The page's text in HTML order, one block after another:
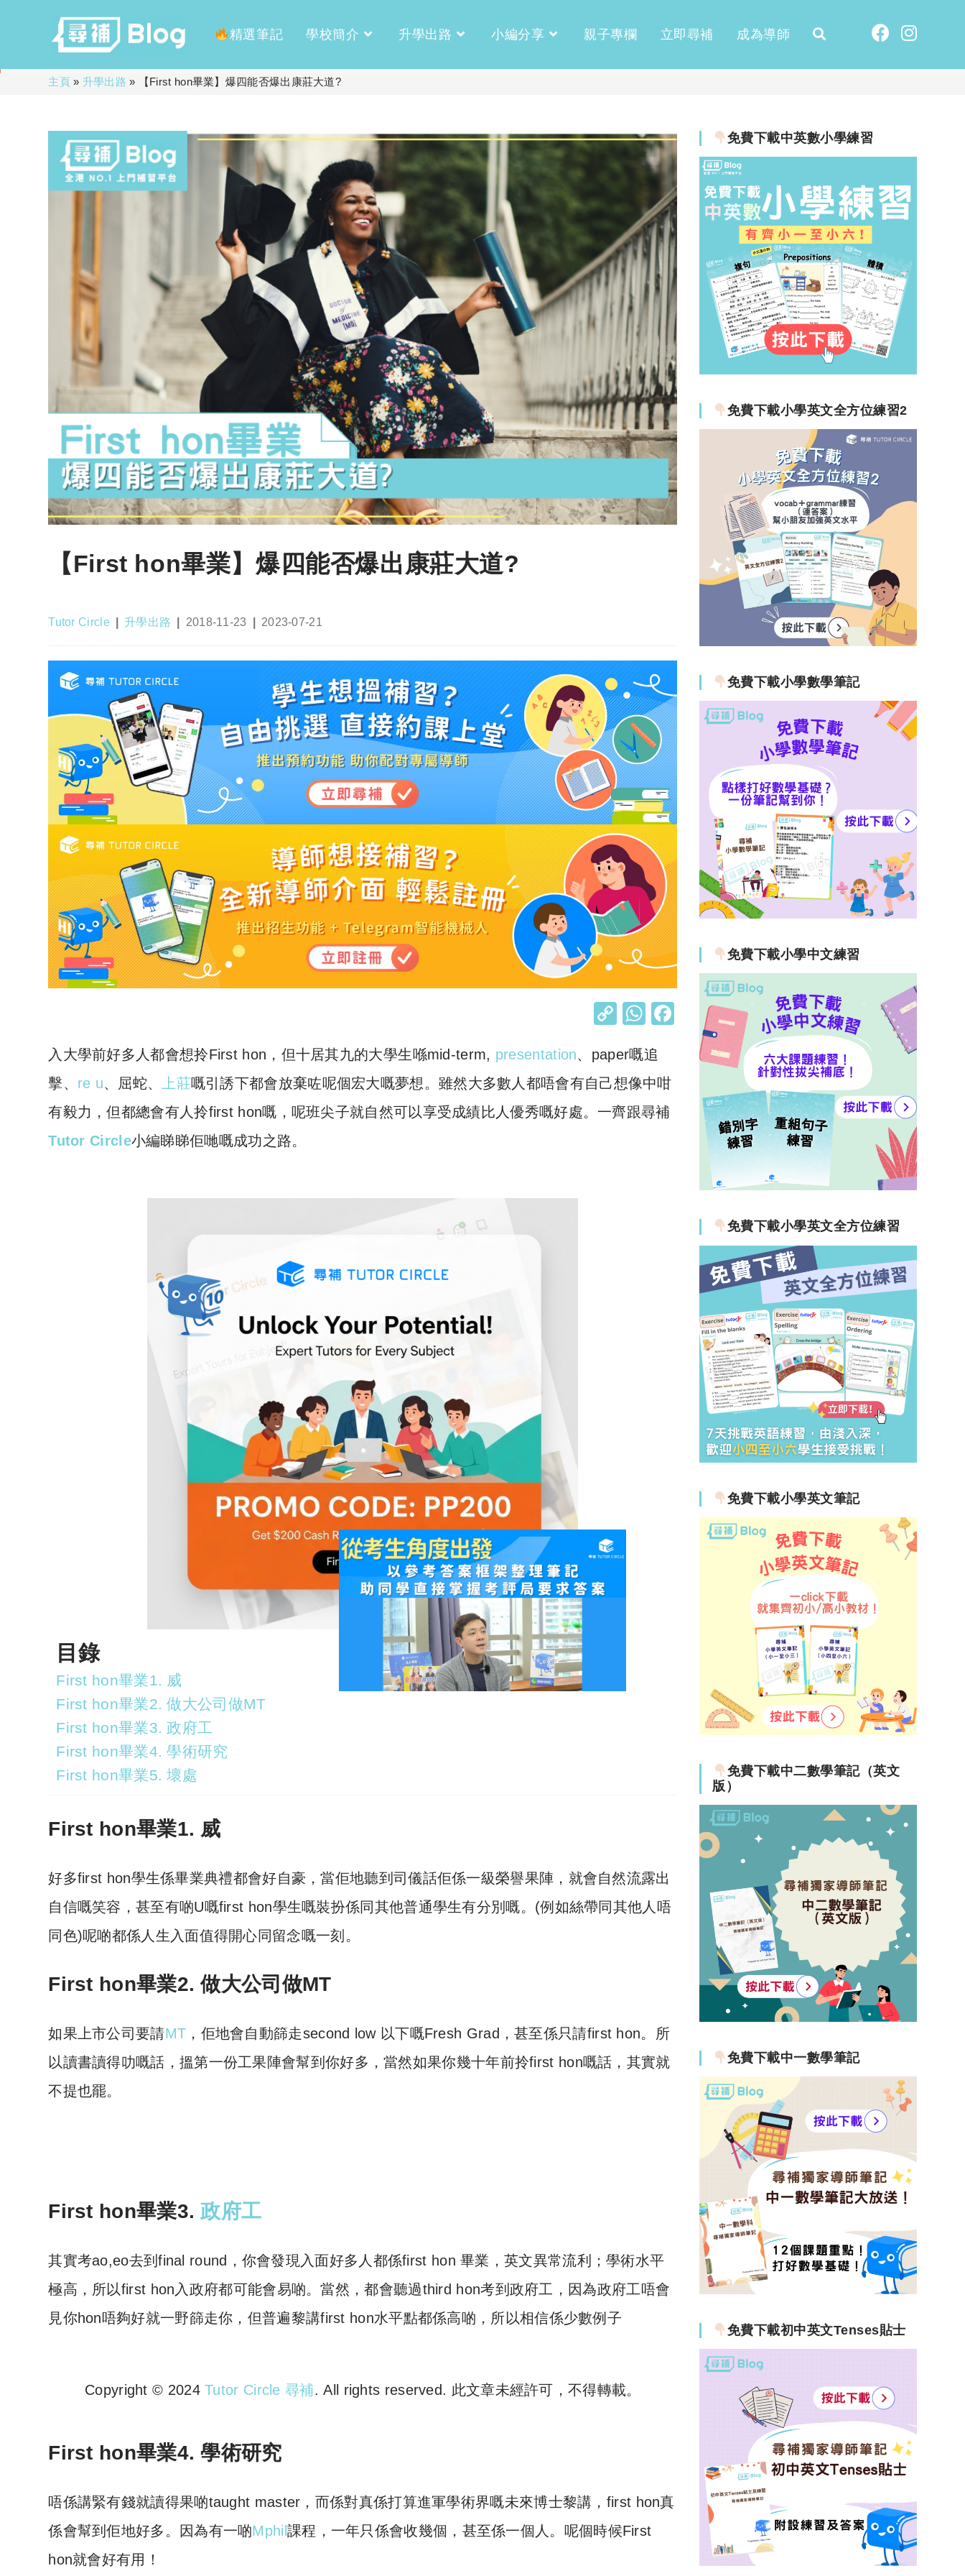
精選筆記 學校簡介 升學出路 小編分享 親子專欄 立即尋補 成為導師
主頁» 升學出路 » 【First hon畢業】爆四能否爆出康莊大道?
【First hon畢業】爆四能否爆出康莊大道?
Post
Tutor Circle
Post
升學出路
Post
2018-11-23
Post
2023-07-21
C
p
y
Li
W
at
s
A
入大學前好多人都會想拎First hon，但十居其九的大學生喺mid-term, presentation、paper嘅追
擊、 re u、屈蛇、 上莊嘅引誘下都會放棄咗呢個宏大嘅夢想。雖然大多數人都唔會有自己想像中咁
有毅力，但都總會有人拎first hon嘅，呢班尖子就自然可以享受成績比人優秀嘅好處。一齊跟尋補
Tutor Circle小編睇睇佢哋嘅成功之路。
目錄
First hon畢業1. 威
First hon畢業2. 做大公司做MT
First hon畢業3. 政府工
First hon畢業4. 學術研究
First hon畢業5. 壞處
First hon畢業1. 威
好多first hon學生係畢業典禮都會好自豪，當佢地聽到司儀話佢係一級榮譽果陣，就會自然流露出
自信嘅笑容，甚至有啲U嘅first hon學生嘅裝扮係同其他普通學生有分別嘅。(例如絲帶同其他人唔
同色)呢啲都係人生入面值得開心同留念嘅一刻。
First hon畢業2. 做大公司做MT
如果上市公司要請MT ，佢地會自動篩走second low 以下嘅Fresh Grad，甚至係只請first hon。所
以讀書讀得叻嘅話，搵第一份工果陣會幫到你好多，當然如果你幾十年前拎first hon嘅話，其實就
不提也罷。
First hon畢業3.政府工
其實考ao,eo去到final round，你會發現入面好多人都係first hon 畢業，英文異常流利；學術水平
極高，所以first hon入政府都可能會易啲。當然，都會聽過third hon考到政府工，因為政府工唔會
見你hon唔夠好就一野篩走你，但普遍黎講first hon水平點都係高啲，所以相信係少數例子
Copyright © 2024Tutor Circle 尋補. All rights reserved. 此文章未經許可，不得轉載。
First hon畢業4. 學術研究
唔係講緊有錢就讀得果啲taught master，而係對真係打算進軍學術界嘅未來博士黎講，first hon真
係會幫到佢地好多。因為有一啲Mphil 課程，一年只係會收幾個，甚至係一個人。呢個時候First
hon就會好有用！
免費下載中英數小學練習
免費下載小學英文全方位練習2
免費下載小學數學筆記
免費下載小學中文練習
免費下載小學英文全方位練習
免費下載小學英文筆記
免費下載中二數學筆記（英文
版）
免費下載中一數學筆記
免費下載初中英文Tenses貼士